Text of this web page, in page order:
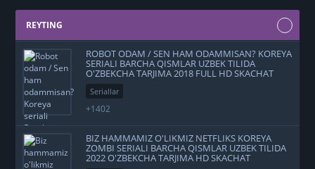
REYTING
ROBOT ODAM / SEN HAM ODAMMISAN? KOREYA
SERIALI BARCHA QISMLAR UZBEK TILIDA
O'ZBEKCHA TARJIMA 2018 FULL HD SKACHAT
Seriallar
+1402
BIZ HAMMAMIZ O'LIKMIZ NETFLIKS KOREYA
ZOMBI SERIALI BARCHA QISMLAR UZBEK TILIDA
2022 O'ZBEKCHA TARJIMA HD SKACHAT